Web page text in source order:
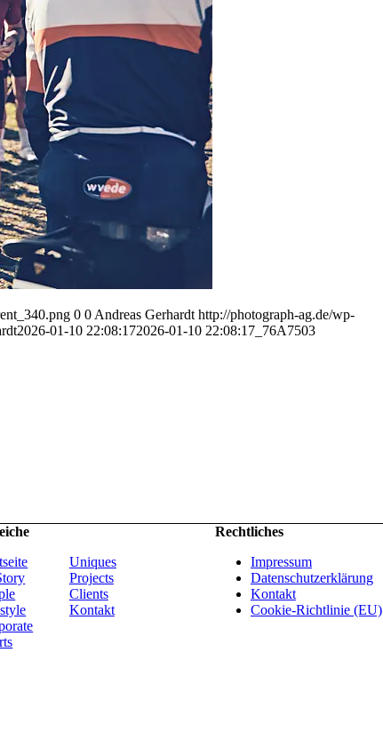
0 0 Andreas Gerhardt http://photograph-ag.de/wp-
2026-01-10 22:08:172026-01-10 22:08:17 _76A7503
Uniques
Projects
Clients
Kontakt
Rechtliches
Impressum
Datenschutzerklärung
Kontakt
Cookie-Richtlinie (EU)